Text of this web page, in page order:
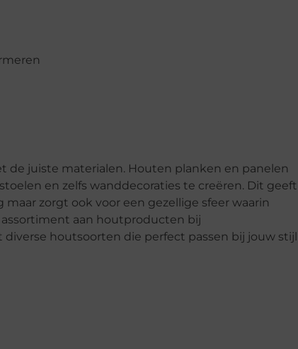
juiste materialen. Houten planken en panelen
en zelfs wanddecoraties te creëren. Dit geeft
zorgt ook voor een gezellige sfeer waarin
aan houtproducten bij
diverse houtsoorten die perfect passen bij jouw stijl